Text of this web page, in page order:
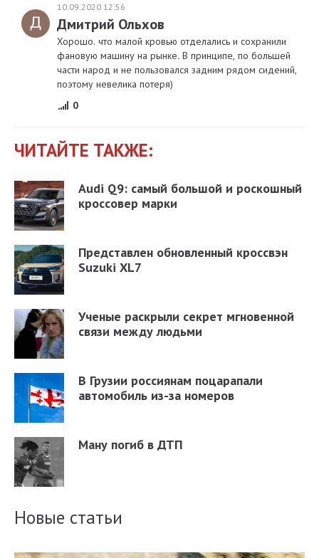
10.09.2020 12:56
Дмитрий Ольхов
Хорошо. что малой кровью отделались и сохранили
фановую машину на рынке. В принципе, по большей
части народ и не пользовался задним рядом сидений,
поэтому невелика потеря)
0
ЧИТАЙТЕ ТАКЖЕ:
Audi Q9: самый большой и роскошный
кроссовер марки
Представлен обновленный кроссвэн
Suzuki XL7
Ученые раскрыли секрет мгновенной
связи между людьми
В Грузии россиянам поцарапали
автомобиль из-за номеров
Ману погиб в ДТП
Новые статьи